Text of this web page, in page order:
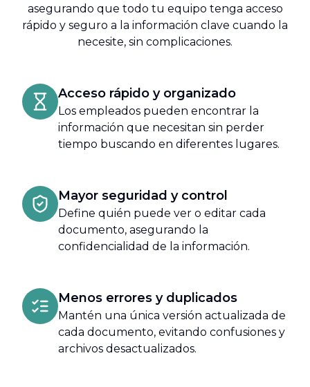
asegurando que todo tu equipo tenga acceso
rápido y seguro a la información clave cuando la
necesite, sin complicaciones.
Acceso rápido y organizado
Los empleados pueden encontrar la
información que necesitan sin perder
tiempo buscando en diferentes lugares.
Mayor seguridad y control
Define quién puede ver o editar cada
documento, asegurando la
confidencialidad de la información.
Menos errores y duplicados
Mantén una única versión actualizada de
cada documento, evitando confusiones y
archivos desactualizados.